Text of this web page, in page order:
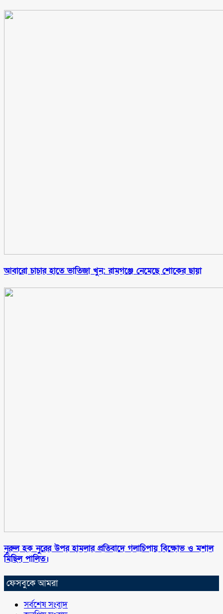
আবারো চাচার হাতে ভাতিজা খুন: রামগঞ্জে নেমেছে শোকের ছায়া
নুরুল হক নুরের উপর হামলার প্রতিবাদে গলাচিপায় বিক্ষোভ ও মশাল
মিছিল পালিত।
ফেসবুকে আমরা
সর্বশেষ সংবাদ